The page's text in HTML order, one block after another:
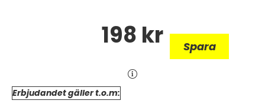
198 kr Spara
Erbjudandet gäller t.o.m: